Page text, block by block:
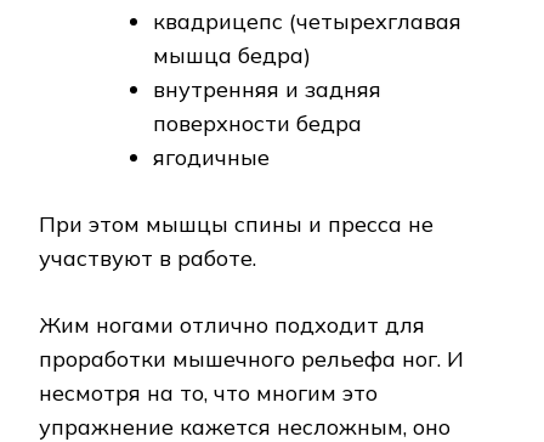
квадрицепс (четырехглавая
мышца бедра)
внутренняя и задняя
поверхности бедра
ягодичные
При этом мышцы спины и пресса не
участвуют в работе.
Жим ногами отлично подходит для
проработки мышечного рельефа ног. И
несмотря на то, что многим это
упражнение кажется несложным, оно